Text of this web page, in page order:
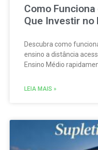
Como
Que Investir no
Descubra como
ensino a distância
Ensino Médio
LEIA MAIS »